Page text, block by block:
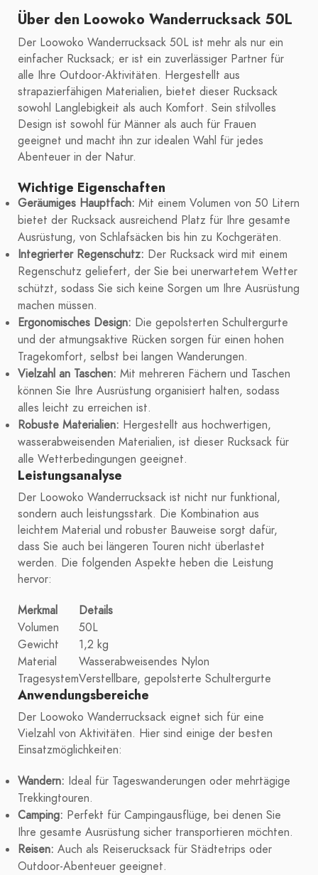
Über den Loowoko Wanderrucksack 50L
Der Loowoko Wanderrucksack 50L ist mehr als nur ein
einfacher Rucksack; er ist ein zuverlässiger Partner für
alle Ihre Outdoor-Aktivitäten. Hergestellt aus
strapazierfähigen Materialien, bietet dieser Rucksack
sowohl Langlebigkeit als auch Komfort. Sein stilvolles
Design ist sowohl für Männer als auch für Frauen
geeignet und macht ihn zur idealen Wahl für jedes
Abenteuer in der Natur.
Wichtige Eigenschaften
Geräumiges Hauptfach: Mit einem Volumen von 50 Litern
bietet der Rucksack ausreichend Platz für Ihre gesamte
Ausrüstung, von Schlafsäcken bis hin zu Kochgeräten.
Integrierter Regenschutz: Der Rucksack wird mit einem
Regenschutz geliefert, der Sie bei unerwartetem Wetter
schützt, sodass Sie sich keine Sorgen um Ihre Ausrüstung
machen müssen.
Ergonomisches Design: Die gepolsterten Schultergurte
und der atmungsaktive Rücken sorgen für einen hohen
Tragekomfort, selbst bei langen Wanderungen.
Vielzahl an Taschen: Mit mehreren Fächern und Taschen
können Sie Ihre Ausrüstung organisiert halten, sodass
alles leicht zu erreichen ist.
Robuste Materialien: Hergestellt aus hochwertigen,
wasserabweisenden Materialien, ist dieser Rucksack für
alle Wetterbedingungen geeignet.
Leistungsanalyse
Der Loowoko Wanderrucksack ist nicht nur funktional,
sondern auch leistungsstark. Die Kombination aus
leichtem Material und robuster Bauweise sorgt dafür,
dass Sie auch bei längeren Touren nicht überlastet
werden. Die folgenden Aspekte heben die Leistung
hervor:
Merkmal
Details
Volumen
50L
Gewicht
1,2 kg
Material
Wasserabweisendes Nylon
TragesystemVerstellbare, gepolsterte Schultergurte
Anwendungsbereiche
Der Loowoko Wanderrucksack eignet sich für eine
Vielzahl von Aktivitäten. Hier sind einige der besten
Einsatzmöglichkeiten:
Wandern: Ideal für Tageswanderungen oder mehrtägige
Trekkingtouren.
Camping: Perfekt für Campingausflüge, bei denen Sie
Ihre gesamte Ausrüstung sicher transportieren möchten.
Reisen: Auch als Reiserucksack für Städtetrips oder
Outdoor-Abenteuer geeignet.